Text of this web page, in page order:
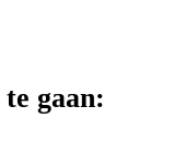
gaan: